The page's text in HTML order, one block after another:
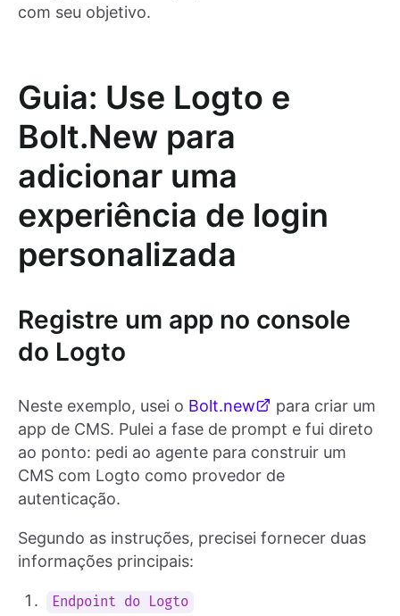
com seu objetivo.
Guia: Use Logto e
Bolt.New para
adicionar uma
experiência de login
personalizada
Registre um app no console
do Logto
Neste exemplo, usei o Bolt.new
para criar um
app de CMS. Pulei a fase de prompt e fui direto
ao ponto: pedi ao agente para construir um
CMS com Logto como provedor de
autenticação.
Segundo as instruções, precisei fornecer duas
informações principais:
Endpoint do Logto